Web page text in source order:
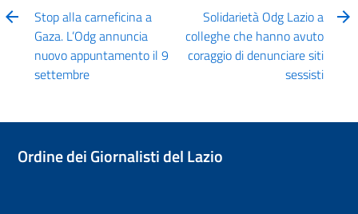
Stop alla carneficina a
Gaza. L’Odg annuncia
nuovo appuntamento il 9
settembre
Solidarietà Odg Lazio a
colleghe che hanno avuto
coraggio di denunciare siti
sessisti
Ordine dei Giornalisti del Lazio